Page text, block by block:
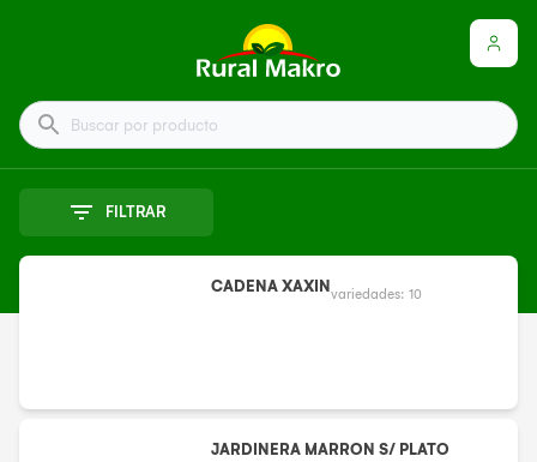
Buscar por producto
FILTRAR
CADENA XAXIN variedades: 10
JARDINERA MARRON S/ PLATO